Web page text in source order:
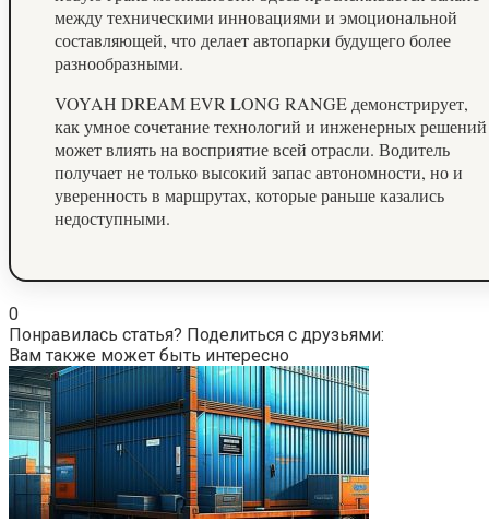
между техническими инновациями и эмоциональной
составляющей, что делает автопарки будущего более
разнообразными.
VOYAH DREAM EVR LONG RANGE демонстрирует,
как умное сочетание технологий и инженерных решений
может влиять на восприятие всей отрасли. Водитель
получает не только высокий запас автономности, но и
уверенность в маршрутах, которые раньше казались
недоступными.
0
Понравилась статья? Поделиться с друзьями:
Вам также может быть интересно